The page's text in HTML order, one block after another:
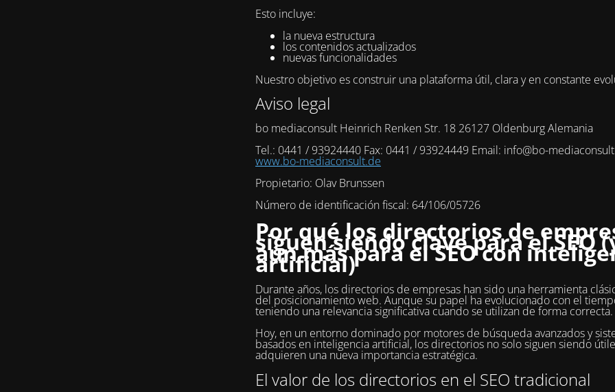
Esto incluye:
la nueva estructura
los contenidos actualizados
nuevas funcionalidades
Nuestro objetivo es construir una plataforma útil, clara y en constante
Aviso legal
bo mediaconsult Heinrich Renken Str. 18 26127 Oldenburg Alemania
Tel.: 0441 / 93924440 Fax: 0441 / 93924449 Email: info@bo-
www.bo-mediaconsult.de
Propietario: Olav Brunssen
Número de identificación fiscal: 64/106/05726
Por qué los directorios de
siguen siendo clave para el SEO
aún más para el SEO con
artificial)
Durante años, los directorios de empresas han sido una herramienta
del posicionamiento web. Aunque su papel ha evolucionado con el
teniendo una relevancia significativa cuando se utilizan de forma correcta.
Hoy, en un entorno dominado por motores de búsqueda avanzados y
basados en inteligencia artificial, los directorios no solo siguen siendo
adquieren una nueva importancia estratégica.
El valor de los directorios en el SEO tradicional